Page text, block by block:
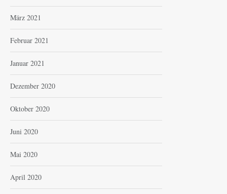
März 2021
Februar 2021
Januar 2021
Dezember 2020
Oktober 2020
Juni 2020
Mai 2020
April 2020